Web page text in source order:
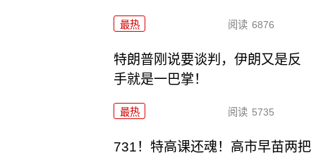
最热 阅读 6876
特朗普刚说要谈判，伊朗又是反
手就是一巴掌！
最热 阅读 5735
731！特高课还魂！高市早苗两把